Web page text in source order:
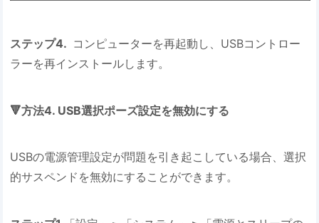
ステップ4. コンピューターを再起動し、USBコントロー
ラーを再インストールします。
🔻方法4. USB選択ポーズ設定を無効にする
USBの電源管理設定が問題を引き起こしている場合、選択
的サスペンドを無効にすることができます。